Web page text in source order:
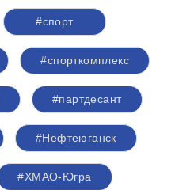
#спорт
#спорткомплекс
#партдесант
#Нефтеюганск
#ХМАО-Югра